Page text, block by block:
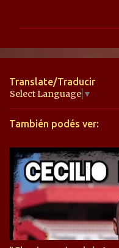
n
a
r
i
s
Translate/Traducir
Select Language ▼
También podés ver: